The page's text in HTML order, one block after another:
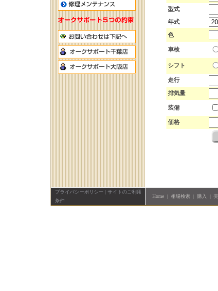
型式
年式
色
車検
シフト
走行
排気量
装備
価格
プライバシーポリシー | サイトのご利用
条件
Home| 相場検索| 購入 |